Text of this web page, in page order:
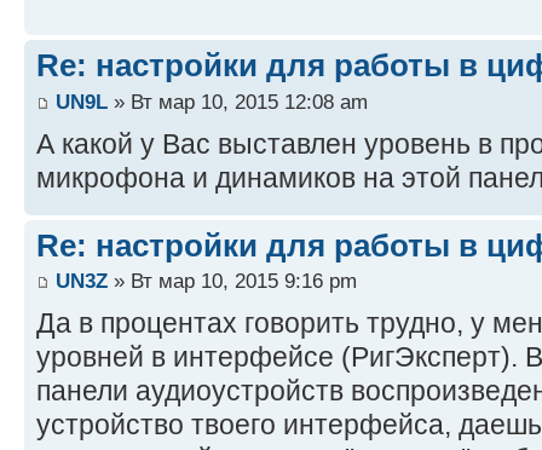
Re: настройки для работы в
UN9L » Вт мар 10, 2015 12:08 am
А какой у Вас выставлен уровень в
микрофона и динамиков на этой
Re: настройки для работы в
UN3Z » Вт мар 10, 2015 9:16 pm
Да в процентах говорить трудно, у
уровней в интерфейсе (РигЭксперт).
панели аудиоустройств
устройство твоего интерфейса,